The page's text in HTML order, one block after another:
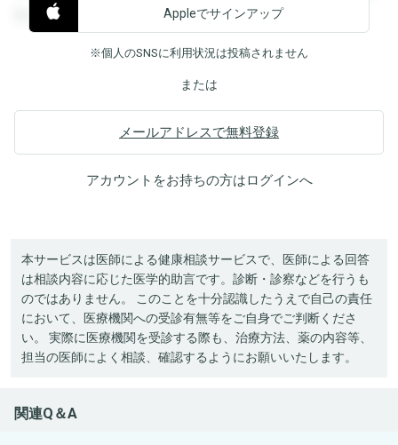
覧することができます。
Appleでサインアップ
※個人のSNSに利用状況は投稿されません
または
メールアドレスで無料登録
アカウントをお持ちの方はログインへ
本サービスは医師による健康相談サービスで、医師による回答
は相談内容に応じた医学的助言です。診断・診察などを行うも
のではありません。 このことを十分認識したうえで自己の責任
において、医療機関への受診有無等をご自身でご判断くださ
い。 実際に医療機関を受診する際も、治療方法、薬の内容等、
担当の医師によく相談、確認するようにお願いいたします。
関連Q＆A